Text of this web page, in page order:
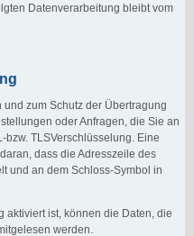
Datenverarbeitung bleibt vom
zum Schutz der Übertragung
oder Anfragen, die Sie an
TLSVerschlüsselung. Eine
dass die Adresszeile des
und an dem Schloss-Symbol in
aktiviert ist, können die Daten, die
werden.